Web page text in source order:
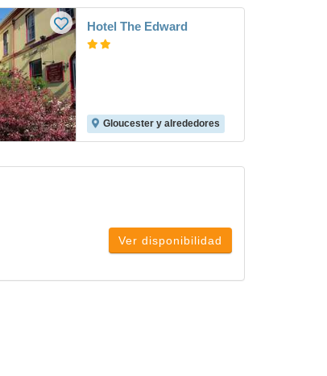
Hotel The Edward
Gloucester y alrededores
Ver disponibilidad